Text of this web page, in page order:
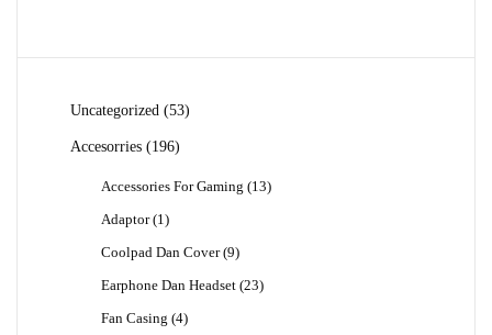
Uncategorized 5353
Accesorries
196196
Accessories For Gaming 1313
Adaptor 1 1
Coolpad Dan Cover 99
Earphone Dan Headset 2323
Fan Casing 44